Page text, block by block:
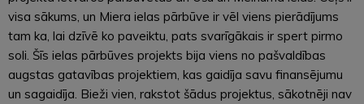
visa sākums, un Miera ielas pārbūve ir vēl viens pierādījums
tam ka, lai dzīvē ko paveiktu, pats svarīgākais ir spert pirmo
soli. Šīs ielas pārbūves projekts bija viens no pašvaldības
augstas gatavības projektiem, kas gaidīja savu finansējumu
un sagaidīja. Bieži vien, rakstot šādus projektus, sākotnēji nav